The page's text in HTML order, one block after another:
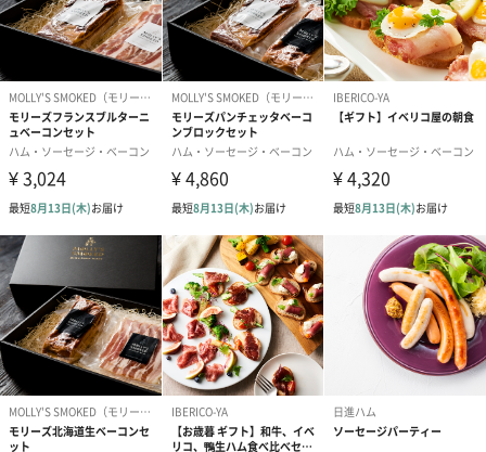
商品オプション情報
紙袋
あり（110円）
包装紙